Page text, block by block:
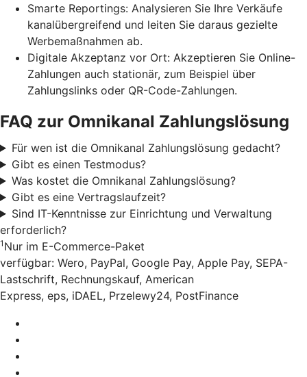
Smarte Reportings: Analysieren Sie Ihre Verkäufe
kanalübergreifend und leiten Sie daraus gezielte
Werbemaßnahmen ab.
Digitale Akzeptanz vor Ort: Akzeptieren Sie Online-
Zahlungen auch stationär, zum Beispiel über
Zahlungslinks oder QR-Code-Zahlungen.
FAQ zur Omnikanal Zahlungslösung
Für wen ist die Omnikanal Zahlungslösung gedacht?
Gibt es einen Testmodus?
Was kostet die Omnikanal Zahlungslösung?
Gibt es eine Vertragslaufzeit?
Sind IT-Kenntnisse zur Einrichtung und Verwaltung
erforderlich?
1 Nur im E-Commerce-Paket
verfügbar: Wero, PayPal, Google Pay, Apple Pay, SEPA-
Lastschrift, Rechnungskauf, American
Express, eps, iDAEL, Przelewy24, PostFinance